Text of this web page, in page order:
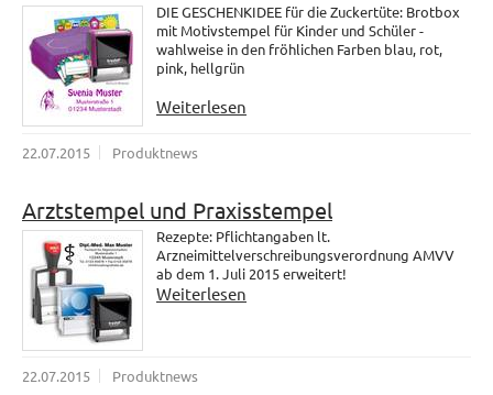
DIE GESCHENKIDEE für die Zuckertüte: Brotbox
mit Motivstempel für Kinder und Schüler -
wahlweise in den fröhlichen Farben blau, rot,
pink, hellgrün
Weiterlesen
22.07.2015 Produktnews
Arztstempel und Praxisstempel
Rezepte: Pflichtangaben lt.
Arzneimittelverschreibungsverordnung AMVV
ab dem 1. Juli 2015 erweitert!
Weiterlesen
22.07.2015 Produktnews